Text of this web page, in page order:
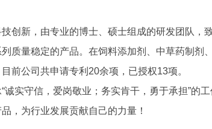
新，由专业的博士、硕士组成的研发团队，
质量稳定的产品。在饲料添加剂、中草药制
前公司共申请专利20余项，已授权13项。
实守信，爱岗敬业；务实肯干，勇于承担”的
，为行业发展贡献自己的力量！